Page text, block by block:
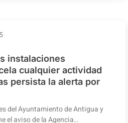
instalaciones
cualquier actividad
persista la alerta por
del Ayuntamiento de Antigua y
el aviso de la Agencia…